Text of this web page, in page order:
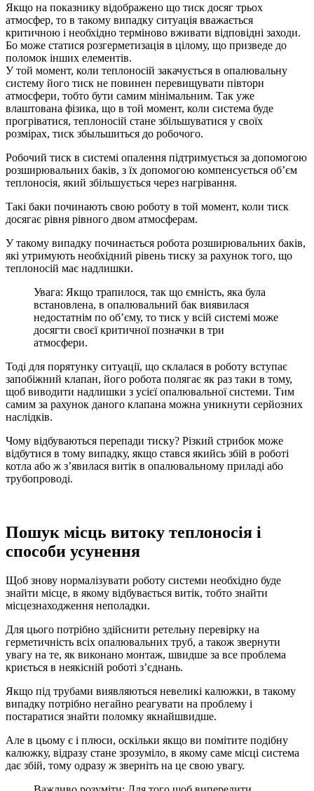
Якщо на показнику відображено що тиск досяг трьох
атмосфер, то в такому випадку ситуація вважається
критичною і необхідно терміново вживати відповідні заходи.
Бо може статися розгерметизація в цілому, що призведе до
поломок інших елементів.
У той момент, коли теплоносій закачується в опалювальну
систему його тиск не повинен перевищувати півтори
атмосфери, тобто бути самим мінімальним. Так уже
влаштована фізика, що в той момент, коли система буде
прогріватися, теплоносій стане збільшуватися у своїх
розмірах, тиск збыльшиться до робочого.
Робочий тиск в системі опалення підтримується за допомогою
розширювальних баків, з їх допомогою компенсується об’єм
теплоносія, який збільшується через нагрівання.
Такі баки починають свою роботу в той момент, коли тиск
досягає рівня рівного двом атмосферам.
У такому випадку починається робота розширювальних баків,
які утримують необхідний рівень тиску за рахунок того, що
теплоносій має надлишки.
Увага: Якщо трапилося, так що ємність, яка була
встановлена, в опалювальний бак виявилася
недостатнім по об’єму, то тиск у всій системі може
досягти своєї критичної позначки в три
атмосфери.
Тоді для порятунку ситуації, що склалася в роботу вступає
запобіжний клапан, його робота полягає як раз таки в тому,
щоб виводити надлишки з усієї опалювальної системи. Тим
самим за рахунок даного клапана можна уникнути серйозних
наслідків.
Чому відбуваються перепади тиску? Різкий стрибок може
відбутися в тому випадку, якщо стався якийсь збій в роботі
котла або ж з’явилася витік в опалювальному приладі або
трубопроводі.
Пошук місць витоку теплоносія і
способи усунення
Щоб знову нормалізувати роботу системи необхідно буде
знайти місце, в якому відбувається витік, тобто знайти
місцезнаходження неполадки.
Для цього потрібно здійснити ретельну перевірку на
герметичність всіх опалювальних труб, а також звернути
увагу на те, як виконано монтаж, швидше за все проблема
криється в неякісній роботі з’єднань.
Якщо під трубами виявляються невеликі калюжки, в такому
випадку потрібно негайно реагувати на проблему і
постаратися знайти поломку якнайшвидше.
Але в цьому є і плюси, оскільки якщо ви помітите подібну
калюжку, відразу стане зрозуміло, в якому саме місці система
дає збій, тому одразу ж зверніть на це свою увагу.